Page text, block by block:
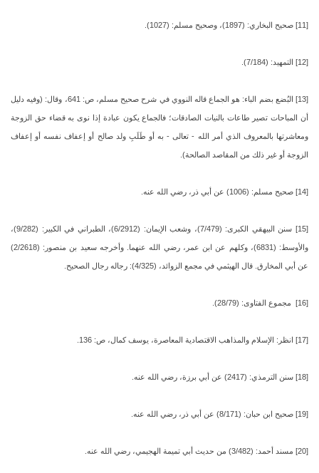
[11] صحيح البخاري: (1897)، وصحيح مسلم: (1027).
[12] التمهيد: (7/184).
[13] البُضع بضم الباء: هو الجماع قاله النووي في شرح صحيح مسلم، ص: 641، وقال: (وفيه دليل
أن المباحات تصير طاعات بالنيات الصادقات؛ فالجماع يكون عبادة إذا نوى به قضاء حق الزوجة
ومعاشرتها بالمعروف الذي أمر الله - تعالى - به أو طَلَبِ ولد صالح أو إعفاف نفسه أو إعفاف
الزوجة أو غير ذلك من المقاصد الصالحة).
[14] صحيح مسلم: (1006) عن أبي ذر، رضي الله عنه.
[15] سنن البيهقي الكبرى: (7/479)، وشعب الإيمان: (6/2912)، الطبراني في الكبير: (9/282)،
والأوسط: (6831)، وكلهم عن ابن عمر، رضي الله عنهما. وأخرجه سعيد بن منصور: (2/2618)
عن أبي المخارق. قال الهيثمي في مجمع الزوائد، (4/325): رجاله رجال الصحيح.
[16] مجموع الفتاوى: (28/79).
[17] انظر: الإسلام والمذاهب الاقتصادية المعاصرة، يوسف كمال، ص: 136.
[18] سنن الترمذي: (2417) عن أبي برزة، رضي الله عنه.
[19] صحيح ابن حبان: (8/171) عن أبي ذر، رضي الله عنه.
[20] مسند أحمد: (3/482) من حديث أبي تميمة الهجيمي، رضي الله عنه.